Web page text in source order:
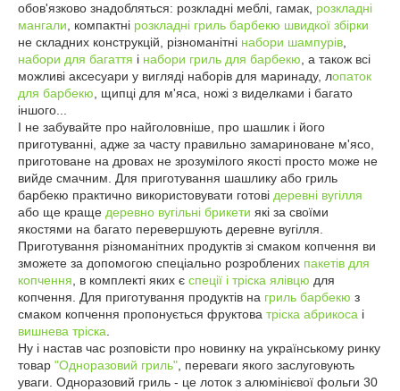
обов'язково знадобляться: розкладні меблі, гамак, розкладні
мангали , компактні розкладні гриль барбекю швидкої збірки
не складних конструкцій, різноманітні набори шампурів
набори для багаття і набори гриль для барбекю , а також всі
можливі аксесуари у вигляді наборів для маринаду, лопаток
для барбекю , щипці для м'яса, ножі з виделками і багато
іншого...
І не забувайте про найголовніше, про шашлик і його
приготуванні, адже за часту правильно замариноване м'ясо,
приготоване на дровах не зрозумілого якості просто може не
вийде смачним. Для приготування шашлику або гриль
барбекю практично використовувати готові деревні вугілля
або ще краще деревно вугільні брикети які за своїми
якостями на багато перевершують деревне вугілля.
Приготування різноманітних продуктів зі смаком копчення ви
зможете за допомогою спеціально розроблених пакетів для
копчення , в комплекті яких є спеції і тріска ялівцю для
копчення. Для приготування продуктів на гриль барбекю з
смаком копчення пропонується фруктова тріска абрикоса і
вишнева тріска
Ну і настав час розповісти про новинку на українському ринку
товар "Одноразовий гриль" , переваги якого заслуговують
уваги. Одноразовий гриль - це лоток з алюмінієвої фольги 30